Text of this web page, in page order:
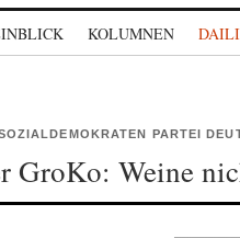
KOLUMNEN
PARTEI
GroKo: Weine